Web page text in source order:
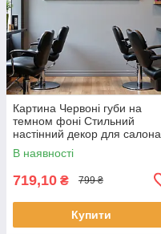
Картина Червоні губи на
темном фоні Стильний
настінний декор для салона
краси,сучасного інтер'єру
Друк на полотні 60х40см
В наявності
719,10 ₴ 799 ₴
Купити